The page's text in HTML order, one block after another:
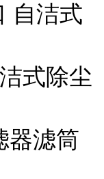
自洁式
式除尘
器滤筒